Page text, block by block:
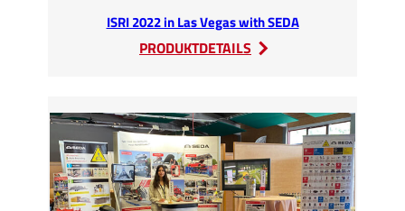
ISRI 2022 in Las Vegas with SEDA
PRODUKTDETAILS
:
in
Las
Vegas
with
SEDA